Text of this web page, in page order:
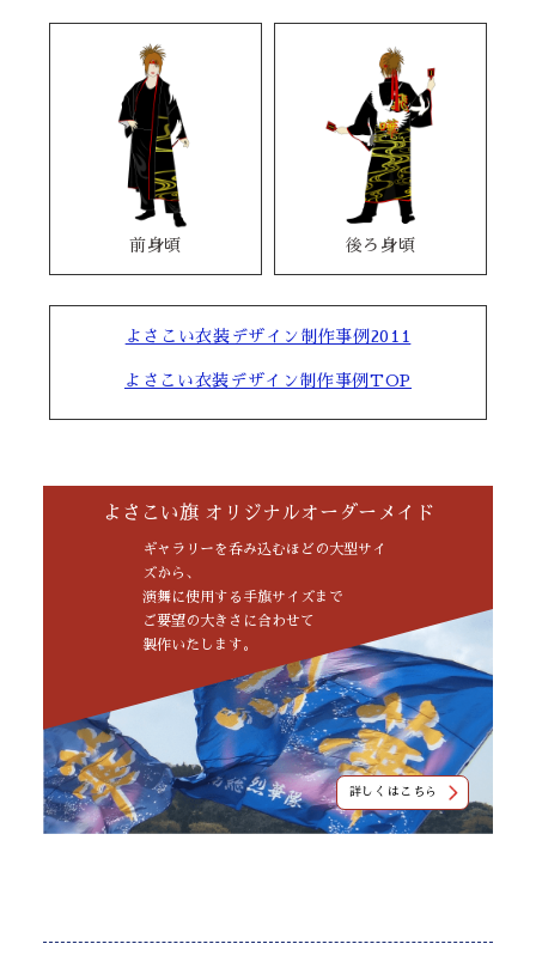
前身頃 後ろ身頃
よさこい衣装デザイン制作事例2011
よさこい衣装デザイン制作事例TOP
よさこい旗 オリジナルオーダーメイド
ギャラリーを呑み込むほどの大型サイ
ズから、
演舞に使用する手旗サイズまで
ご要望の大きさに合わせて
製作いたします。
詳しくはこちら